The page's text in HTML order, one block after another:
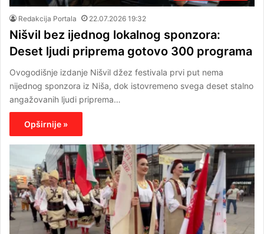
Redakcija Portala 22.07.2026 19:32
Nišvil bez ijednog lokalnog sponzora:
Deset ljudi priprema gotovo 300 programa
Ovogodišnje izdanje Nišvil džez festivala prvi put nema
nijednog sponzora iz Niša, dok istovremeno svega deset stalno
angažovanih ljudi priprema…
Opširnije »